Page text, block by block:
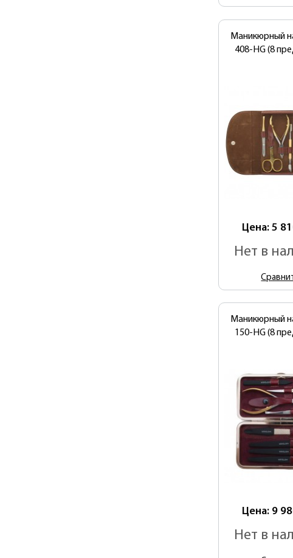
Маникюрный
408-HG (8
Цена: 5
Нет в
Маникюрный
150-HG (8
Цена: 9
Нет в